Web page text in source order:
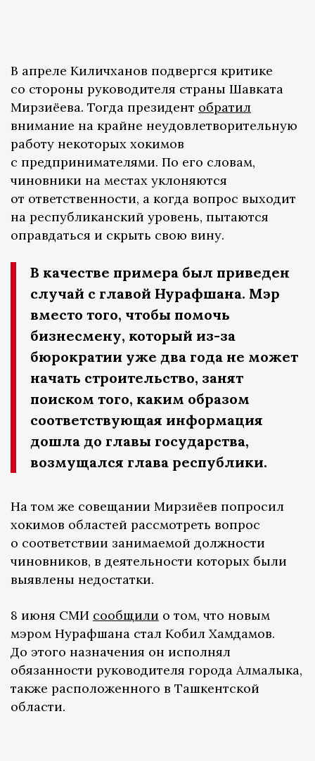
В апреле Киличханов подвергся критике
со стороны руководителя страны Шавката
Мирзиёева. Тогда президент обратил
внимание на крайне неудовлетворительную
работу некоторых хокимов
с предпринимателями. По его словам,
чиновники на местах уклоняются
от ответственности, а когда вопрос выходит
на республиканский уровень, пытаются
оправдаться и скрыть свою вину.
В качестве примера был приведен
случай с главой Нурафшана. Мэр
вместо того, чтобы помочь
бизнесмену, который из-за
бюрократии уже два года не может
начать строительство, занят
поиском того, каким образом
соответствующая информация
дошла до главы государства,
возмущался глава республики.
На том же совещании Мирзиёев попросил
хокимов областей рассмотреть вопрос
о соответствии занимаемой должности
чиновников, в деятельности которых были
выявлены недостатки.
8 июня СМИ сообщили о том, что новым
мэром Нурафшана стал Кобил Хамдамов.
До этого назначения он исполнял
обязанности руководителя города Алмалыка,
также расположенного в Ташкентской
области.